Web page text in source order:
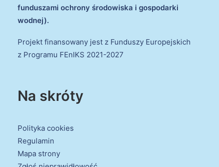
funduszami ochrony środowiska i gospodarki
wodnej).
Projekt finansowany jest z Funduszy Europejskich
z Programu FEnIKS 2021-2027
Na skróty
Polityka cookies
Regulamin
Mapa strony